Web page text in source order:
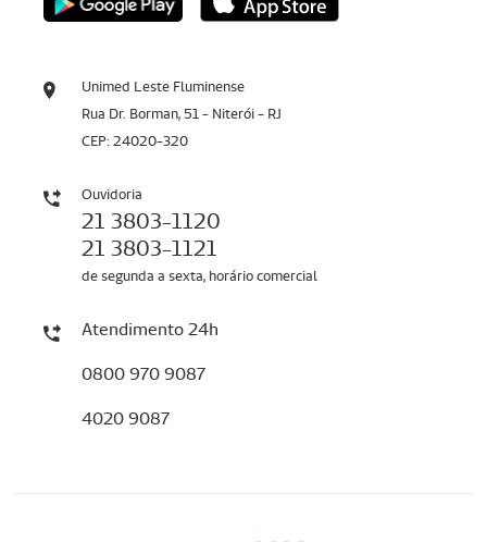
Unimed Leste Fluminense
Rua Dr. Borman, 51 - Niterói - RJ
CEP: 24020-320
Ouvidoria
21 3803-1120
21 3803-1121
de segunda a sexta, horário comercial
Atendimento 24h
0800 970 9087
4020 9087